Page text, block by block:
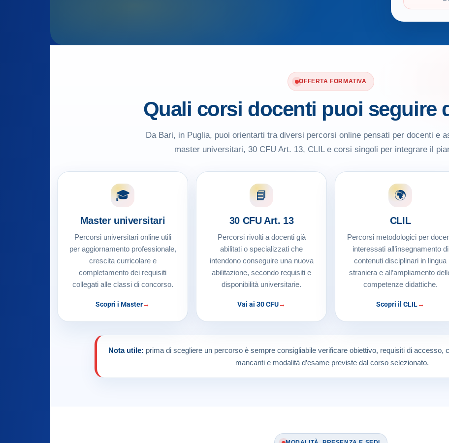
OFFERTA FORMATIVA
Quali corsi docenti puoi seguire
Da Bari, in Puglia, puoi orientarti tra diversi percorsi online pensati per docenti e
master universitari, 30 CFU Art. 13, CLIL e corsi singoli per integrare il
🎓
Master universitari
Percorsi universitari online utili
per aggiornamento professionale,
crescita curricolare e
completamento dei requisiti
collegati alle classi di concorso.
Scopri i Master
📘
30 CFU Art. 13
Percorsi rivolti a docenti già
abilitati o specializzati che
intendono conseguire una nuova
abilitazione, secondo requisiti e
disponibilità universitarie.
Vai ai 30 CFU
🌍
CLIL
Percorsi metodologici per
interessati all’insegnamento di
contenuti disciplinari in lingua
straniera e all’ampliamento
competenze didattiche.
Scopri il CLIL
Nota utile: prima di scegliere un percorso è sempre consigliabile verificare obiettivo, requisiti di accesso,
mancanti e modalità d’esame previste dal corso selezionato.